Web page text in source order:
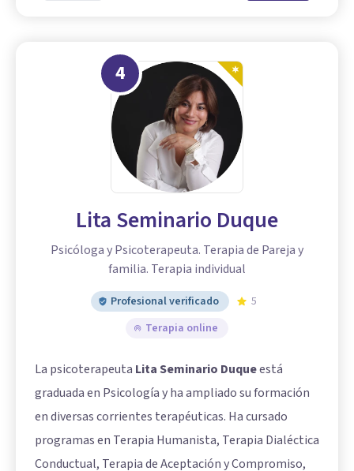
4
Lita Seminario Duque
Psicóloga y Psicoterapeuta. Terapia de Pareja y
familia. Terapia individual
Profesional verificado
5
Terapia online
La psicoterapeuta Lita Seminario Duqueestá
graduada en Psicología y ha ampliado su formación
en diversas corrientes terapéuticas. Ha cursado
programas en Terapia Humanista, Terapia Dialéctica
Conductual, Terapia de Aceptación y Compromiso,